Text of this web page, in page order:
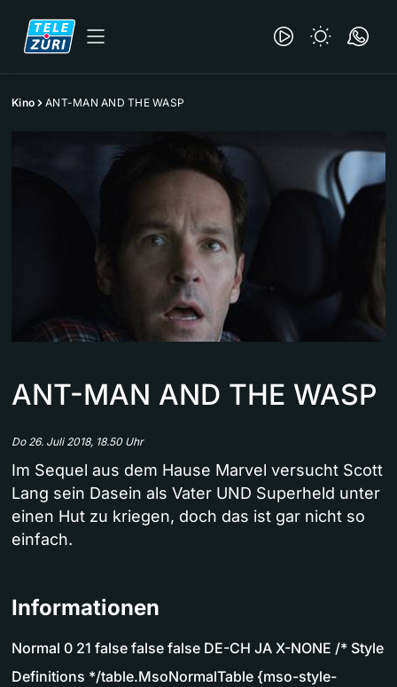
Kino ANT-MAN AND THE WASP
ANT-MAN AND THE WASP
Do 26. Juli 2018, 18.50 Uhr
Im Sequel aus dem Hause Marvel versucht Scott
Lang sein Dasein als Vater UND Superheld unter
einen Hut zu kriegen, doch das ist gar nicht so
einfach.
Informationen
Normal 0 21 false false false DE-CH JA X-NONE /* Style
Definitions */table.MsoNormalTable {mso-style-